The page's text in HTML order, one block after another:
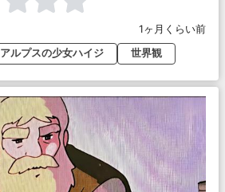
1ヶ月くらい前
アルプスの少女ハイジ 世界観